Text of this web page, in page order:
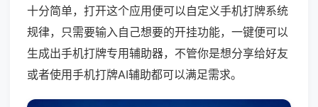
十分简单，打开这个应用便可以自定义手机打牌系统
规律，只需要输入自己想要的开挂功能，一键便可以
生成出手机打牌专用辅助器，不管你是想分享给好友
或者使用手机打牌AI辅助都可以满足需求。